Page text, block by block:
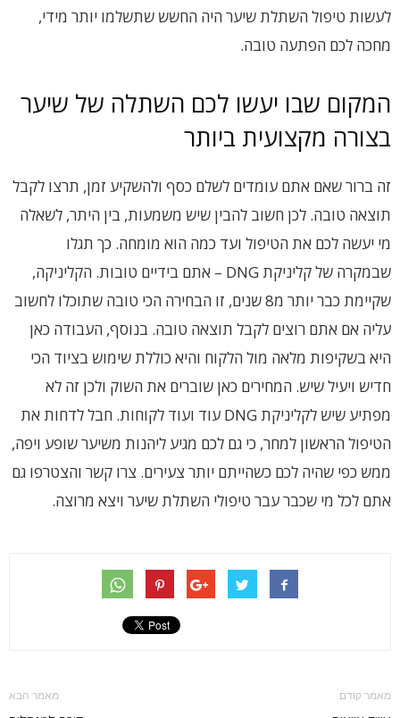
לעשות טיפול השתלת שיער היה החשש שתשלמו יותר מידי,
מחכה לכם הפתעה טובה.
המקום שבו יעשו לכם השתלה של שיער
בצורה מקצועית ביותר
זה ברור שאם אתם עומדים לשלם כסף ולהשקיע זמן, תרצו לקבל
תוצאה טובה. לכן חשוב להבין שיש משמעות, בין היתר, לשאלה
מי יעשה לכם את הטיפול ועד כמה הוא מומחה. כך תגלו
שבמקרה של קליניקת DNG – אתם בידיים טובות. הקליניקה,
שקיימת כבר יותר מ8 שנים, זו הבחירה הכי טובה שתוכלו לחשוב
עליה אם אתם רוצים לקבל תוצאה טובה. בנוסף, העבודה כאן
היא בשקיפות מלאה מול הלקוח והיא כוללת שימוש בציוד הכי
חדיש ויעיל שיש. המחירים כאן שוברים את השוק ולכן זה לא
מפתיע שיש לקליניקת DNG עוד ועוד לקוחות. חבל לדחות את
הטיפול הראשון למחר, כי גם לכם מגיע ליהנות משיער שופע ויפה,
ממש כפי שהיה לכם כשהייתם יותר צעירים. צרו קשר והצטרפו גם
אתם לכל מי שכבר עבר טיפולי השתלת שיער ויצא מרוצה.
מאמר קודם מאמר הבא